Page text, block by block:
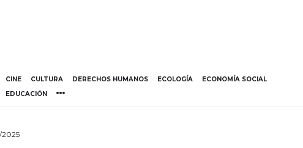
CINE CULTURA DERECHOS HUMANOS ECOLOGÍA
ECONOMÍA SOCIAL
EDUCACIÓN
2025